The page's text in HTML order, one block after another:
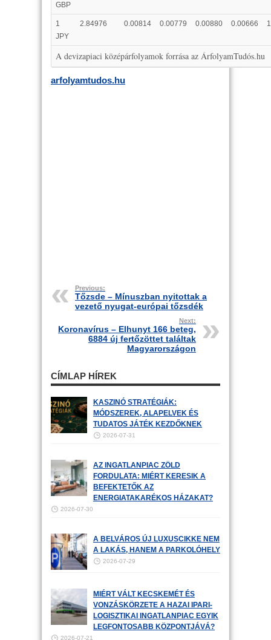
GBP
1
JPY
2.84976 0.00814 0.00779 0.00880 0.00666
A devizapiaci középárfolyamok forrása az ÁrfolyamTudós.hu
arfolyamtudos.hu
Previous:
Tőzsde – Mínuszban nyitottak a
vezető nyugat-európai tőzsdék
Next:
Koronavírus – Elhunyt 166 beteg,
6884 új fertőzöttet találtak
Magyarországon
CÍMLAP HÍREK
KASZINÓ STRATÉGIÁK:
MÓDSZEREK, ALAPELVEK ÉS
TUDATOS JÁTÉK KEZDŐKNEK
2026-07-31
AZ INGATLANPIAC ZÖLD
FORDULATA: MIÉRT KERESIK A
BEFEKTETŐK AZ
ENERGIATAKARÉKOS HÁZAKAT?
2026-07-30
A BELVÁROS ÚJ LUXUSCIKKE NEM
A LAKÁS, HANEM A PARKOLÓHELY
2026-07-29
MIÉRT VÁLT KECSKEMÉT ÉS
VONZÁSKÖRZETE A HAZAI IPARI-
LOGISZTIKAI INGATLANPIAC EGYIK
LEGFONTOSABB KÖZPONTJÁVÁ?
2026-07-21